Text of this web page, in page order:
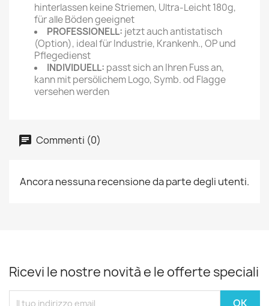
hinterlassen keine Striemen, Ultra-Leicht 180g,
für alle Böden geeignet
PROFESSIONELL: jetzt auch antistatisch
(Option), ideal für Industrie, Krankenh., OP und
Pflegedienst
INDIVIDUELL: passt sich an Ihren Fuss an,
kann mit persölichem Logo, Symb. od Flagge
versehen werden
Commenti (0)
Ancora nessuna recensione da parte degli utenti.
Ricevi le nostre novità e le offerte speciali